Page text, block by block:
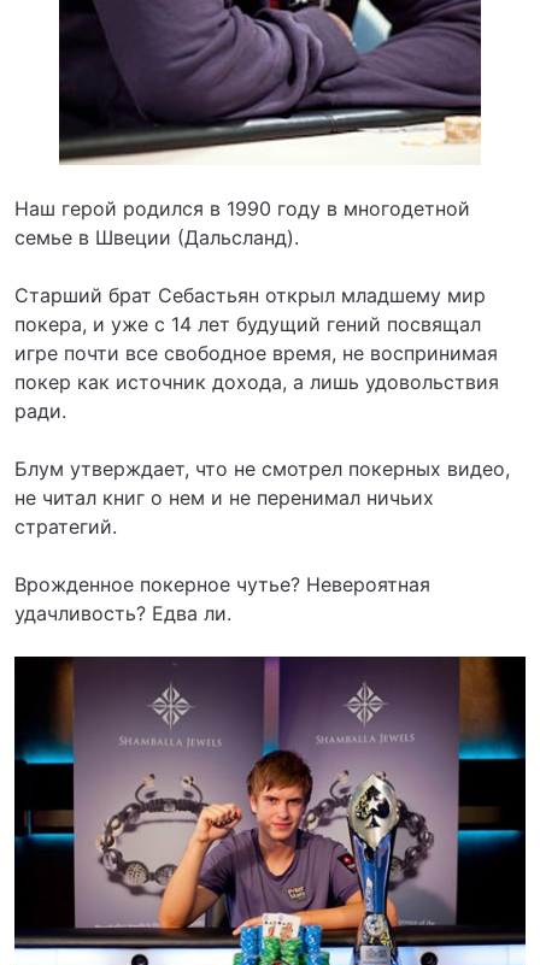
Наш герой родился в 1990 году в многодетной
семье в Швеции (Дальсланд).
Старший брат Себастьян открыл младшему мир
покера, и уже с 14 лет будущий гений посвящал
игре почти все свободное время, не воспринимая
покер как источник дохода, а лишь удовольствия
ради.
Блум утверждает, что не смотрел покерных видео,
не читал книг о нем и не перенимал ничьих
стратегий.
Врожденное покерное чутье? Невероятная
удачливость? Едва ли.